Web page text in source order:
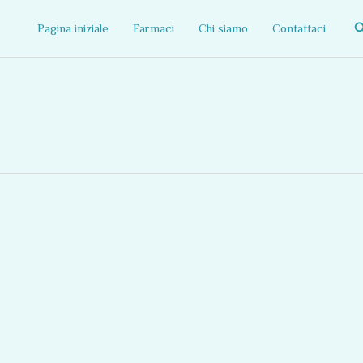
Pagina iniziale Farmaci Chi siamo Contattaci